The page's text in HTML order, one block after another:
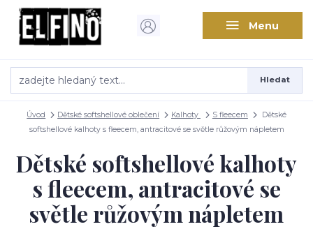
Menu
Hledat
Úvod Dětské softshellové oblečení Kalhoty S fleecem
Dětské
softshellové kalhoty s fleecem, antracitové se světle růžovým nápletem
Dětské softshellové kalhoty
s fleecem, antracitové se
světle růžovým nápletem